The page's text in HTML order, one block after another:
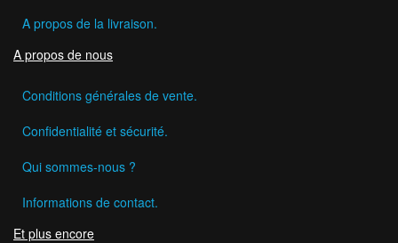
A propos de la livraison.
A propos de nous
Conditions générales de vente.
Confidentialité et sécurité.
Qui sommes-nous ?
Informations de contact.
Et plus encore